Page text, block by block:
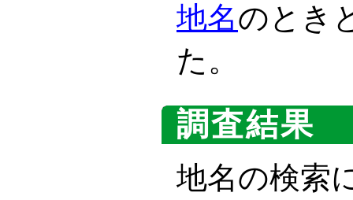
地名のとき
た。
調査結果
地名の検索